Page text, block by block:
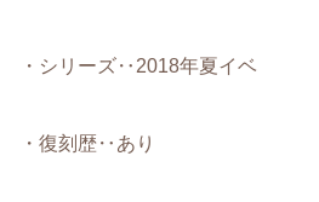
・シリーズ‥2018年夏イベ
・復刻歴‥あり